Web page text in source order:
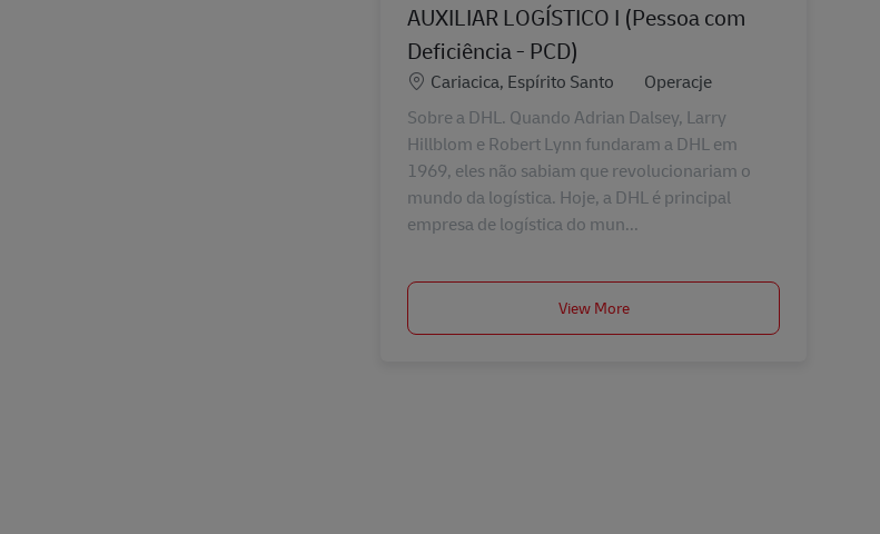
AUXILIAR LOGÍSTICO I (Pessoa com
Deficiência - PCD)
Lokalizacja
Cariacica, Espírito Santo Kategoria
Operacje
Sobre a DHL. Quando Adrian Dalsey, Larry
Hillblom e Robert Lynn fundaram a DHL em
1969, eles não sabiam que revolucionariam o
mundo da logística. Hoje, a DHL é principal
empresa de logística do mun...
View More